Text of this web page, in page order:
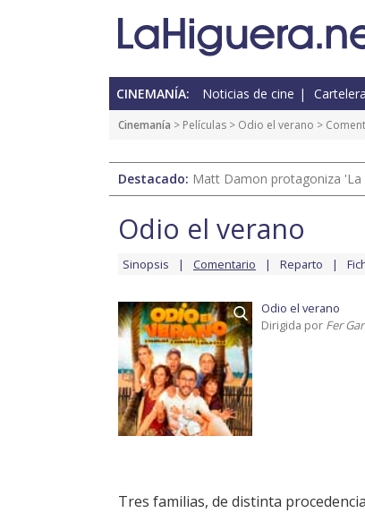
CINEMANÍA: Noticias de cine Cartelera
Cinemanía > Películas > Odio el verano >
Destacado: Matt Damon protagoniza 'La
Odio el verano
Sinopsis Comentario Reparto
Odio el verano
Dirigida por Fer
Tres familias, de distinta